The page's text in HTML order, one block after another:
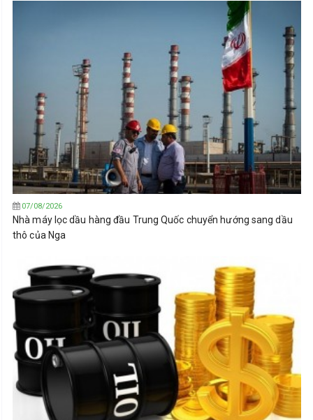
07/08/2026
Nhà máy lọc dầu hàng đầu Trung Quốc chuyển hướng sang dầu
thô của Nga